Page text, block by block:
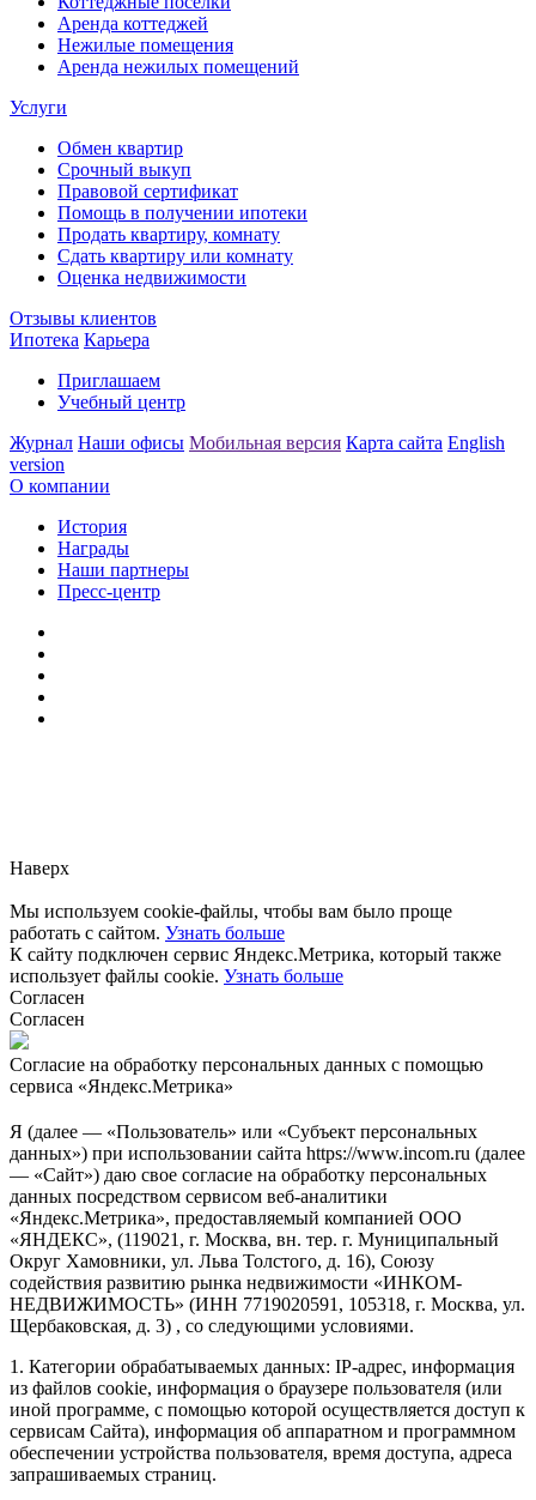
Аренда коттеджей
Нежилые помещения
Аренда нежилых помещений
Услуги
Обмен квартир
Срочный выкуп
Правовой сертификат
Помощь в получении ипотеки
Продать квартиру, комнату
Сдать квартиру или комнату
Оценка недвижимости
Отзывы клиентов
Ипотека Карьера
Приглашаем
Учебный центр
Журнал Наши офисы Мобильная версия Карта сайта English
version
О компании
История
Награды
Наши партнеры
Пресс-центр
Наверх
Мы используем cookie-файлы, чтобы вам было проще
работать с сайтом. Узнать больше
К сайту подключен сервис Яндекс.Метрика, который также
использует файлы cookie. Узнать больше
Согласен
Согласен
Согласие на обработку персональных данных с помощью
сервиса «Яндекс.Метрика»
Я (далее — «Пользователь» или «Субъект персональных
данных») при использовании сайта https://www.incom.ru (далее
— «Сайт») даю свое согласие на обработку персональных
данных посредством сервисом веб-аналитики
«Яндекс.Метрика», предоставляемый компанией ООО
«ЯНДЕКС», (119021, г. Москва, вн. тер. г. Муниципальный
Округ Хамовники, ул. Льва Толстого, д. 16), Союзу
содействия развитию рынка недвижимости «ИНКОМ-
НЕДВИЖИМОСТЬ» (ИНН 7719020591, 105318, г. Москва, ул.
Щербаковская, д. 3) , со следующими условиями.
1. Категории обрабатываемых данных: IP-адрес, информация
из файлов cookie, информация о браузере пользователя (или
иной программе, с помощью которой осуществляется доступ к
сервисам Сайта), информация об аппаратном и программном
обеспечении устройства пользователя, время доступа, адреса
запрашиваемых страниц.